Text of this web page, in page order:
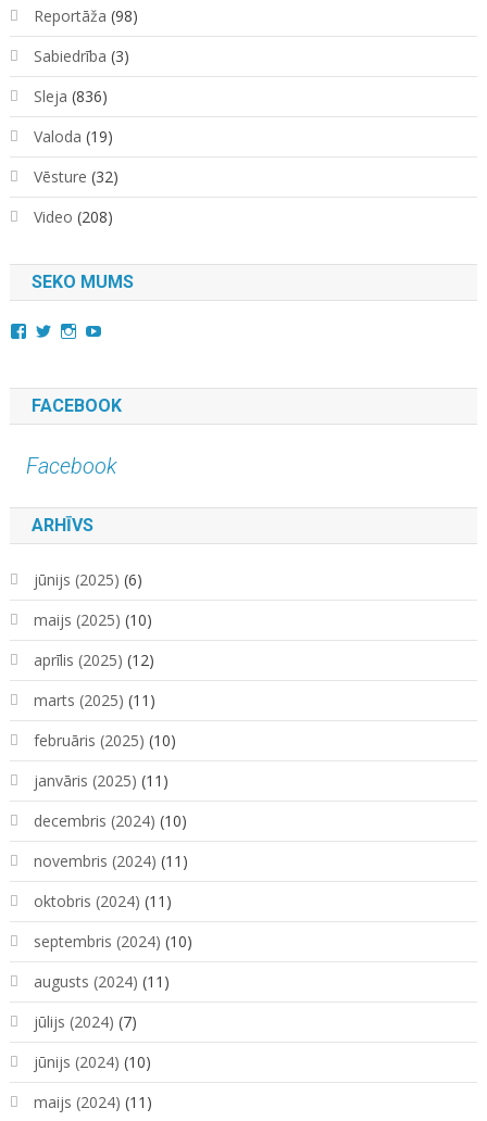
Reportāža (98)
Sabiedrība (3)
Sleja (836)
Valoda (19)
Vēsture (32)
Video (208)
SEKO MUMS
View
Facebook
View
Twitter
View
Instagram
YouTube
FACEBOOK
Facebook
ARHĪVS
jūnijs (2025) (6)
maijs (2025) (10)
aprīlis (2025) (12)
marts (2025) (11)
februāris (2025) (10)
janvāris (2025) (11)
decembris (2024) (10)
novembris (2024) (11)
oktobris (2024) (11)
septembris (2024) (10)
augusts (2024) (11)
jūlijs (2024) (7)
jūnijs (2024) (10)
maijs (2024) (11)